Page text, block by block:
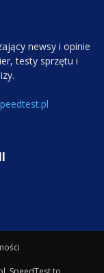
newsy i opinie
testy sprzętu i